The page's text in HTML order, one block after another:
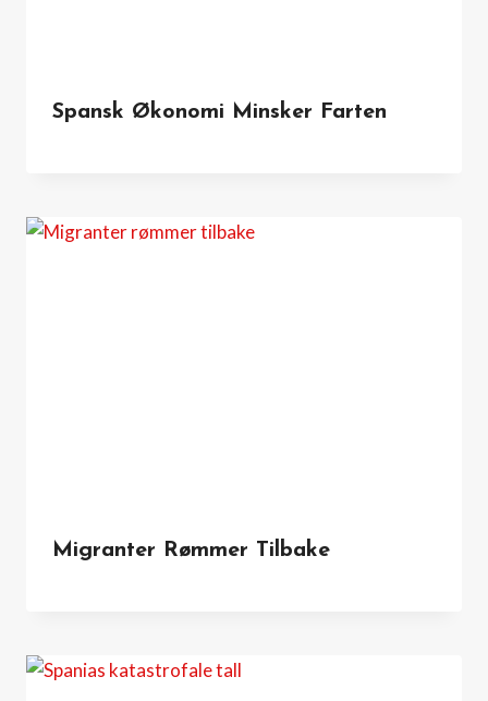
Spansk Økonomi Minsker Farten
Migranter Rømmer Tilbake